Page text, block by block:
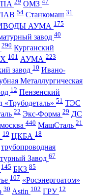
ОМЗ
54 Станкомаш 31
АУМА 175
завод 40
290 Курганский
101 АУМА 223
завод 10 Ивано-
Металлургическая
12 Пензенский
«Трубодеталь» 51 ТЭС
22 Экс-Форма 29 ДС
москва 440 МашСталь 21
19 ЦКБА 18
трубопроводная
Завод 67
145 БКЗ 85
107 «Росэнергоатом»
30 Astin 102 ГРУ 12